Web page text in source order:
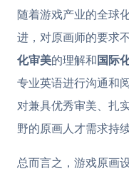
随着游戏产业的全球
进，对原画师的要求
化审美的理解和国际
专业英语进行沟通和
对兼具优秀审美、扎
野的原画人才需求持续
总而言之，游戏原画